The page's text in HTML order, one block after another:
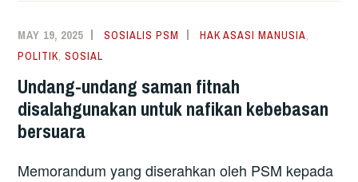
MAY 19, 2025 SOSIALIS PSM HAK ASASI MANUSIA,
POLITIK,SOSIAL
Undang-undang saman fitnah
disalahgunakan untuk nafikan kebebasan
bersuara
Memorandum yang diserahkan oleh PSM kepada